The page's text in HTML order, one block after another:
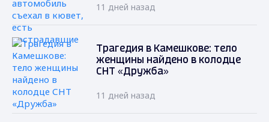
11 дней назад
Трагедия в Камешкове: тело
женщины найдено в колодце
СНТ «Дружба»
11 дней назад